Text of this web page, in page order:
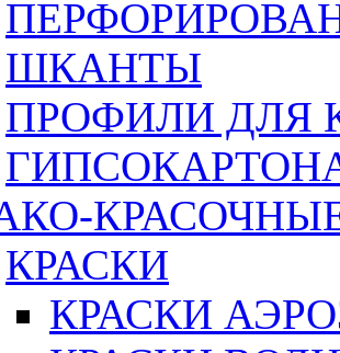
ШКАНТЫ
ПРОФИЛИ ДЛЯ
КРАСКИ
КРАСКИ